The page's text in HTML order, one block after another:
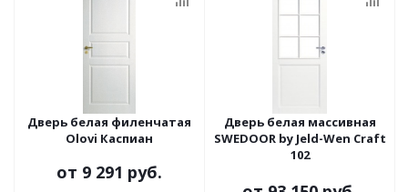
Дверь белая филенчатая
Olovi Каспиан
от 9 291 руб.
Дверь белая массивная
SWEDOOR by Jeld-Wen Craft
102